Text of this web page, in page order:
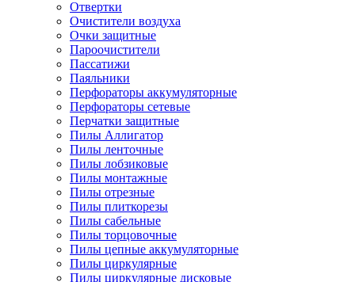
Отвертки
Очистители воздуха
Очки защитные
Пароочистители
Пассатижи
Паяльники
Перфораторы аккумуляторные
Перфораторы сетевые
Перчатки защитные
Пилы Аллигатор
Пилы ленточные
Пилы лобзиковые
Пилы монтажные
Пилы отрезные
Пилы плиткорезы
Пилы сабельные
Пилы торцовочные
Пилы цепные аккумуляторные
Пилы циркулярные
Пилы циркулярные дисковые